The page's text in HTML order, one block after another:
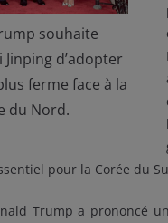
souhaite
Jinping d’adopter
ferme face à la
du Nord.
pour la Corée du
Trump a prononcé